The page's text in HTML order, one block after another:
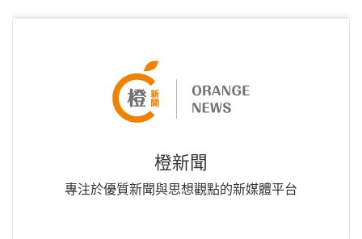
橙新聞
專注於優質新聞與思想觀點的新媒體平台